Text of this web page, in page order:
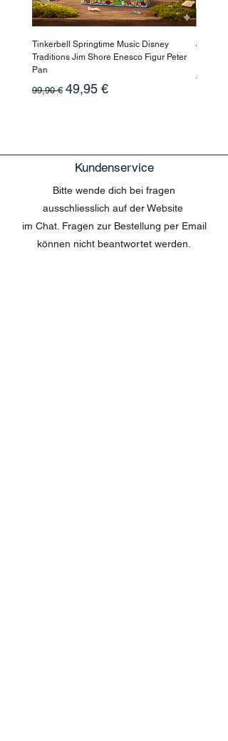
Tinkerbell Springtime Music Disney
Traditions Jim Shore Enesco Figur Peter
Pan
Standardpreis
99,90 € Sale-Preis
49,95 €
Jasmin
199,90 €
Kundenservice
Bitte wende dich bei fragen
ausschliesslich auf der Website
im Chat. Fragen zur Bestellung per Email
können nicht beantwortet werden.